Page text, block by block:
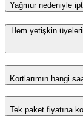
Yağmur nedeniyle
Hem yetişkin
Kortlarımın hangi
Tek paket fiyatına